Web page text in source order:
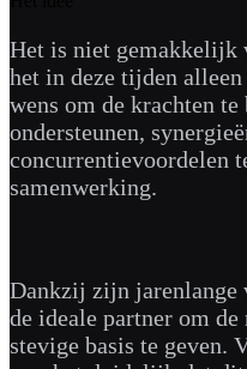
Het is niet gemakkelijk
het in deze tijden
wens om de krachten
ondersteunen,
concurrentievoordelen
samenwerking.
Dankzij zijn jarenlange
de ideale partner om
stevige basis te geven.